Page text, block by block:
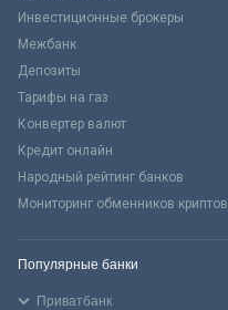
Инвестиционные брокеры
Межбанк
Депозиты
Тарифы на газ
Конвертер валют
Кредит онлайн
Народный рейтинг банков
Мониторинг обменников
Популярные банки
Приватбанк